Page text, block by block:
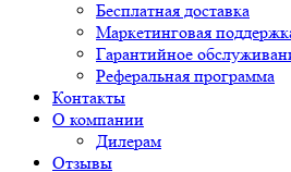
Бесплатная доставка
Маркетинговая
Гарантийное
Реферальная программа
Контакты
О компании
Дилерам
Отзывы